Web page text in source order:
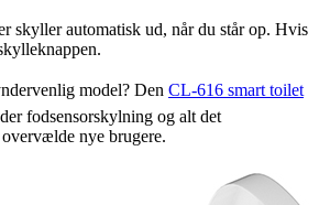
skyller automatisk ud, når du står op. Hvis
model? Den CL-616 smart toilet
fodsensorskylning og alt det
nye brugere.